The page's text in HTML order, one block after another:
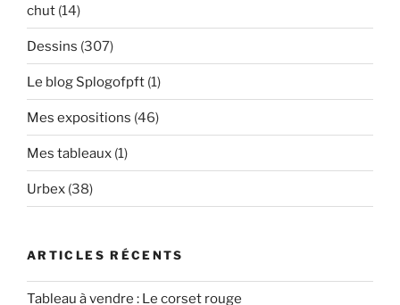
chut (14)
Dessins (307)
Le blog Splogofpft (1)
Mes expositions (46)
Mes tableaux (1)
Urbex (38)
ARTICLES RÉCENTS
Tableau à vendre : Le corset rouge